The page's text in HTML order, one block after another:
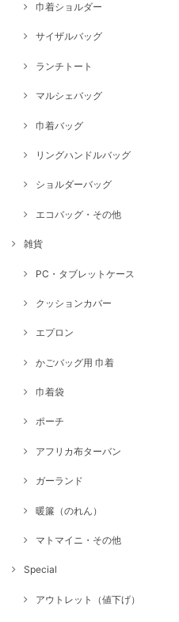
巾着ショルダー
サイザルバッグ
ランチトート
マルシェバッグ
巾着バッグ
リングハンドルバッグ
ショルダーバッグ
エコバッグ・その他
雑貨
PC・タブレットケース
クッションカバー
エプロン
かごバッグ用 巾着
巾着袋
ポーチ
アフリカ布ターバン
ガーランド
暖簾（のれん）
マトマイニ・その他
Special
アウトレット（値下げ）